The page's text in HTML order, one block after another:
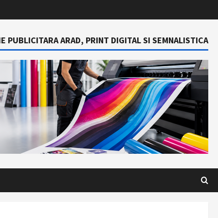
PUBLICITARA ARAD, PRINT DIGITAL SI SEMNALISTICA